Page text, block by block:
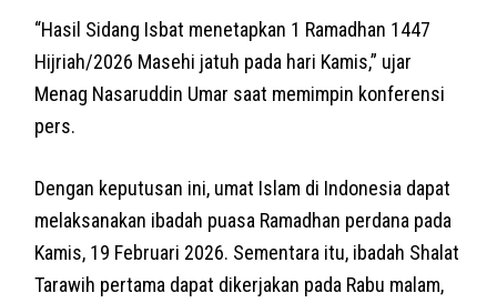
“Hasil Sidang Isbat menetapkan 1 Ramadhan 1447
Hijriah/2026 Masehi jatuh pada hari Kamis,” ujar
Menag Nasaruddin Umar saat memimpin konferensi
pers.
Dengan keputusan ini, umat Islam di Indonesia dapat
melaksanakan ibadah puasa Ramadhan perdana pada
Kamis, 19 Februari 2026. Sementara itu, ibadah Shalat
Tarawih pertama dapat dikerjakan pada Rabu malam,